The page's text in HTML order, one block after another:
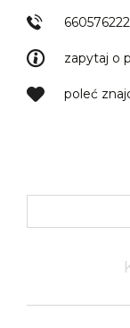
zapytaj o
poleć
660576222